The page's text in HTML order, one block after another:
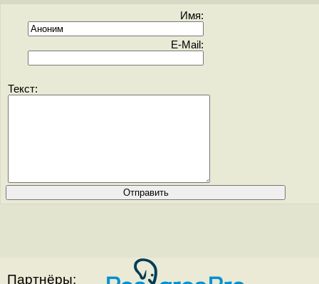
Имя:
E-Mail:
Текст:
Партнёры: